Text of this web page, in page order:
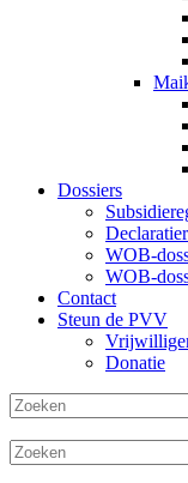
Dossiers
WOB-
WOB-
Contact
Steun de PVV
Donatie